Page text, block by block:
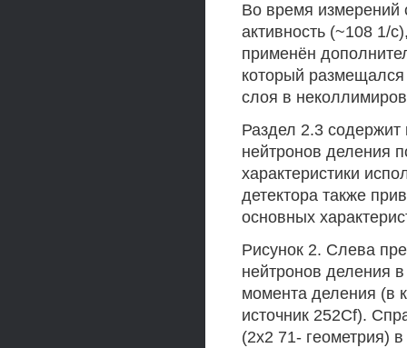
Во время
активность (~108 1/
применён
который размещался
слоя в
Раздел 2.3 содержит
нейтронов деления
характеристики
детектора также
основных
Рисунок 2. Слева
нейтронов деления
момента деления (в
источник 252Cf).
(2x2 71- геометрия)